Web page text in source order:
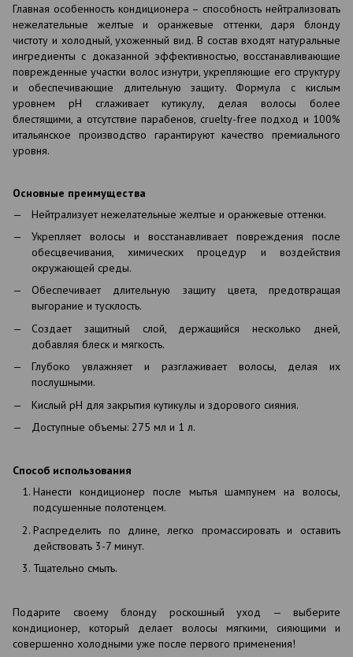
Главная особенность кондиционера – способность нейтрализовать
нежелательные желтые и оранжевые оттенки, даря блонду
чистоту и холодный, ухоженный вид. В состав входят натуральные
ингредиенты с доказанной эффективностью, восстанавливающие
поврежденные участки волос изнутри, укрепляющие его структуру
и обеспечивающие длительную защиту. Формула с кислым
уровнем pH сглаживает кутикулу, делая волосы более
блестящими, а отсутствие парабенов, cruelty-free подход и 100%
итальянское производство гарантируют качество премиального
уровня.
Основные преимущества
Нейтрализует нежелательные желтые и оранжевые оттенки.
Укрепляет волосы и восстанавливает повреждения после
обесцвечивания, химических процедур и воздействия
окружающей среды.
Обеспечивает длительную защиту цвета, предотвращая
выгорание и тусклость.
Создает защитный слой, держащийся несколько дней,
добавляя блеск и мягкость.
Глубоко увлажняет и разглаживает волосы, делая их
послушными.
Кислый pH для закрытия кутикулы и здорового сияния.
Доступные объемы: 275 мл и 1 л.
Способ использования
Нанести кондиционер после мытья шампунем на волосы,
подсушенные полотенцем.
Распределить по длине, легко промассировать и оставить
действовать 3-7 минут.
Тщательно смыть.
Подарите своему блонду роскошный уход — выберите
кондиционер, который делает волосы мягкими, сияющими и
совершенно холодными уже после первого применения!